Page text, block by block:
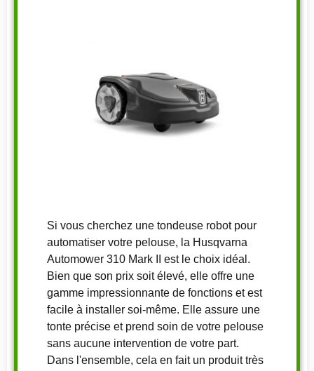
Si vous cherchez une tondeuse robot pour
automatiser votre pelouse, la Husqvarna
Automower 310 Mark II est le choix idéal.
Bien que son prix soit élevé, elle offre une
gamme impressionnante de fonctions et est
facile à installer soi-même. Elle assure une
tonte précise et prend soin de votre pelouse
sans aucune intervention de votre part.
Dans l'ensemble, cela en fait un produit très